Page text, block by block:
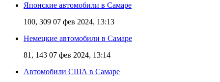
Японские автомобили в Самаре
100, 309 07 фев 2024, 13:13
Немецкие автомобили в Самаре
81, 143 07 фев 2024, 13:14
Автомобили США в Самаре